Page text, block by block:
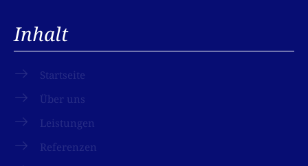
Inhalt
Startseite
Über uns
Leistungen
Referenzen